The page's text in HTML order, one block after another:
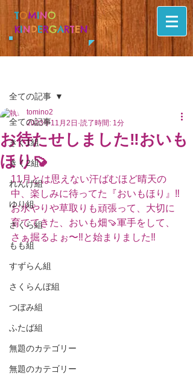
TOMINO
KINDERGARTEN
全ての記事
きく1組
きく2組
れんげ組
ゆり組
さくら組
もも組
すずらん組
さくらんぼ組
つぼみ組
ふたば組
無題のカテゴリー
無題のカテゴリー
全ての記事
お待たせしました‼️おいも
ほり🍠
tomino2
2023年11月2日 読了時間: 1分
11月とは思えない汗ばむほど晴天の
中、楽しみに待ってた『おいもほり』‼︎
お水やりや草取りも頑張って、大切に
育ててきた、おいも畑🍠軍手をして、
さぁ掘るよぉ〜‼︎と始まりました‼︎